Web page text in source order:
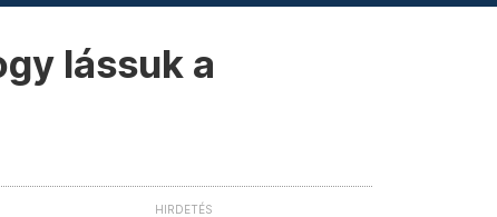
lássuk a